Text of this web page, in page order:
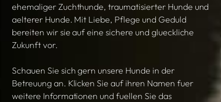
ehemaliger Zuchthunde, traumatisierter Hunde und
aelterer Hunde. Mit Liebe, Pflege und Geduld
bereiten wir sie auf eine sichere und glueckliche
Zukunft vor.
Schauen Sie sich gern unsere Hunde in der
Betreuung an. Klicken Sie auf ihren Namen fuer
weitere Informationen und fuellen Sie das